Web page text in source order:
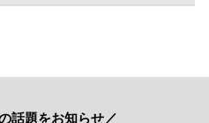
話題をお知らせ／